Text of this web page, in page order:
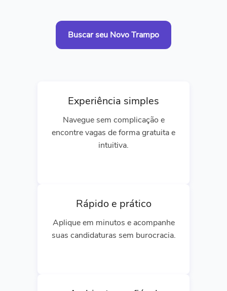
Buscar seu Novo Trampo
Experiência simples
Navegue sem complicação e
encontre vagas de forma gratuita e
intuitiva.
Rápido e prático
Aplique em minutos e acompanhe
suas candidaturas sem burocracia.